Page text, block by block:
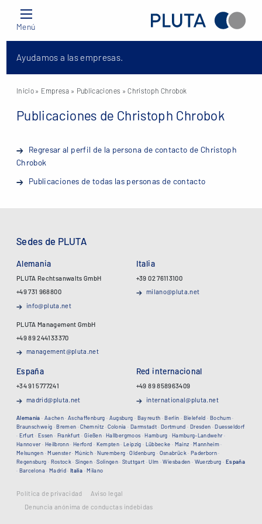
Menú
Ayudamos a las empresas.
Inicio » Empresa » Publicaciones » Christoph Chrobok
Publicaciones de Christoph Chrobok
Regresar al perfil de la persona de contacto de Christoph
Chrobok
Publicaciones de todas las personas de contacto
Sedes de PLUTA
Alemania
PLUTA Rechtsanwalts GmbH
+49 731 968800
info@pluta.net
PLUTA Management GmbH
+49 89 244133370
management@pluta.net
Italia
+39 02 76113100
milano@pluta.net
España
+34 91 5777241
madrid@pluta.net
Red internacional
+49 89 858963409
international@pluta.net
Alemania · Aachen·Aschaffenburg · Augsburg · Bayreuth ·Berlin · Bielefeld · Bochum·
Braunschweig ·Bremen ·Chemnitz ·Colonia · Darmstadt·Dortmund · Dresden ·Duesseldorf
· Erfurt · Essen · Frankfurt · Gießen·Hallbergmoos ·Hamburg · Hamburg-Landwehr·
Hannover· Heilbronn·Herford · Kempten·Leipzig · Lübbecke · Mainz ·Mannheim·
Melsungen ·Muenster·Múnich ·Nuremberg ·Oldenburg · Osnabrück · Paderborn·
Regensburg · Rostock ·Singen ·Solingen·Stuttgart ·Ulm ·Wiesbaden · Wuerzburg · España
· Barcelona· Madrid·Italia ·Milano
Política de privacidad
Aviso legal
Denuncia anónima de conductas indebidas